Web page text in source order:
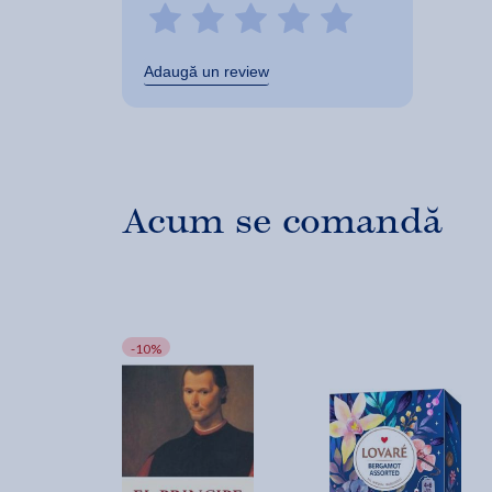
Adaugă un review
Acum se comandă
-10%